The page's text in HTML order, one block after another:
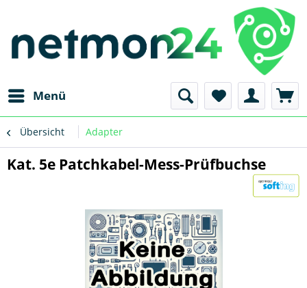
Menü
Übersicht Adapter
Kat. 5e Patchkabel-Mess-Prüfbuchse